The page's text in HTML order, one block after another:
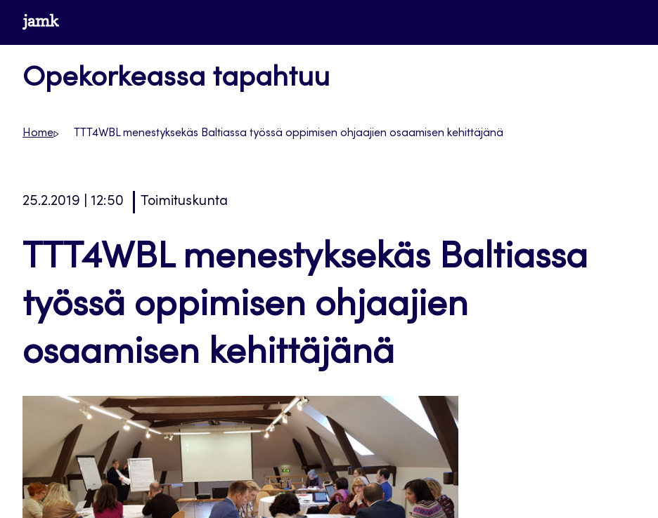
Siirrywww.jamk.fi
Opekorkeassa tapahtuu
Home TTT4WBL menestyksekäs Baltiassa työssä oppimisen ohjaajien osaamisen kehittäjänä
25.2.2019 | 12:50 Toimituskunta
TTT4WBL menestyksekäs Baltiassa
työssä oppimisen ohjaajien
osaamisen kehittäjänä